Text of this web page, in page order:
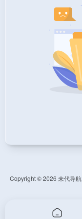
Copyright © 2026 未代导航